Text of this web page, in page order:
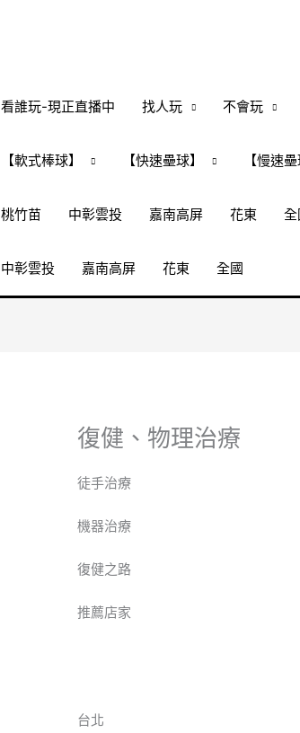
看誰玩-現正直播中 找人玩 不會玩
【軟式棒球】 【快速壘球】 【慢速壘
桃竹苗 中彰雲投 嘉南高屏 花東 全
中彰雲投 嘉南高屏 花東 全國
復健、物理治療
徒手治療
機器治療
復健之路
推薦店家
台北